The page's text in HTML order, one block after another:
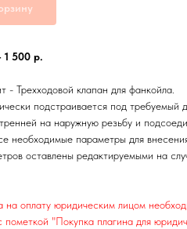
500 р.
- Трехходовой клапан для фанкойла.
подстраивается под требуемый
на наружную резьбу и
необходимые параметры для
оставлены редактируемыми на
на оплату юридическим лицом
"Покупка плагина для